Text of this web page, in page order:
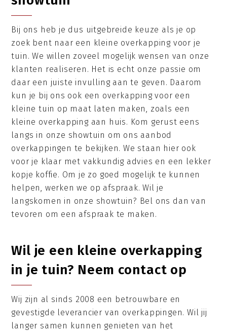
Bij ons heb je dus uitgebreide keuze als je op
zoek bent naar een kleine overkapping voor je
tuin. We willen zoveel mogelijk wensen van onze
klanten realiseren. Het is echt onze passie om
daar een juiste invulling aan te geven. Daarom
kun je bij ons ook een overkapping voor een
kleine tuin op maat laten maken, zoals een
kleine overkapping aan huis. Kom gerust eens
langs in onze showtuin om ons aanbod
overkappingen te bekijken. We staan hier ook
voor je klaar met vakkundig advies en een lekker
kopje koffie. Om je zo goed mogelijk te kunnen
helpen, werken we op afspraak. Wil je
langskomen in onze showtuin? Bel ons dan van
tevoren om een afspraak te maken.
Wil je een kleine overkapping
in je tuin? Neem contact op
Wij zijn al sinds 2008 een betrouwbare en
gevestigde leverancier van overkappingen. Wil jij
langer samen kunnen genieten van het